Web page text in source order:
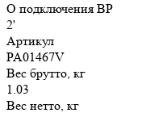
O подключения ВР
2'
Артикул
PA01467V
Вес брутто, кг
1.03
Вес нетто, кг